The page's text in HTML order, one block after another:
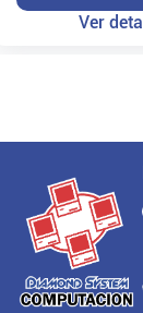
Ver